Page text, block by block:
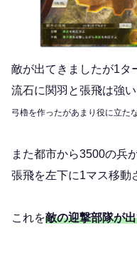
敵が出てきましたが1タ
流石に関羽と張飛は強
弓櫓を作ったがあまり役に立た
また都市から3500の兵
張飛を左下に1マス移動
これを敵の迎撃部隊が